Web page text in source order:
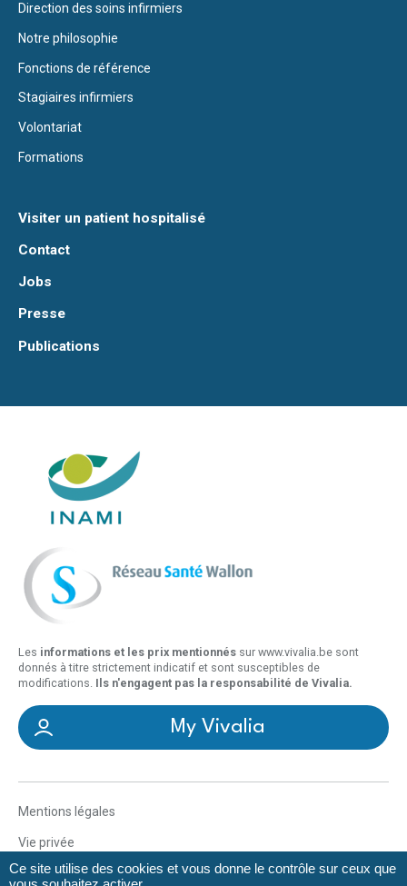
Direction des soins infirmiers
Notre philosophie
Fonctions de référence
Stagiaires infirmiers
Volontariat
Formations
Visiter un patient hospitalisé
Contact
Jobs
Presse
Publications
Les informations et les prix mentionnés sur www.vivalia.be sont
donnés à titre strictement indicatif et sont susceptibles de
modifications. Ils n'engagent pas la responsabilité de Vivalia.
My Vivalia
Mentions légales
Vie privée
Déclaration d’accessibilité
Ce site utilise des cookies et vous donne le contrôle sur ceux que